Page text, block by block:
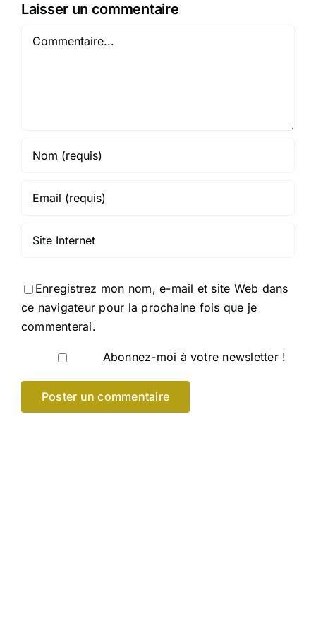
Laisser un commentaire
Commentaire
Enregistrez mon nom, e-mail et site Web dans
ce navigateur pour la prochaine fois que je
commenterai.
Abonnez-moi à votre newsletter !